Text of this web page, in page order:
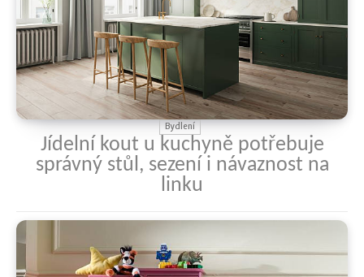
Bydlení
Jídelní kout u kuchyně potřebuje
správný stůl, sezení i návaznost na
linku